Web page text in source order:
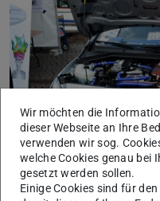
DE-REX @ 5. Tag
Wir möchten die
dieser Webseite an Ihre
verwenden wir sog.
welche Cookies genau bei
gesetzt werden sollen.
Einige Cookies sind für